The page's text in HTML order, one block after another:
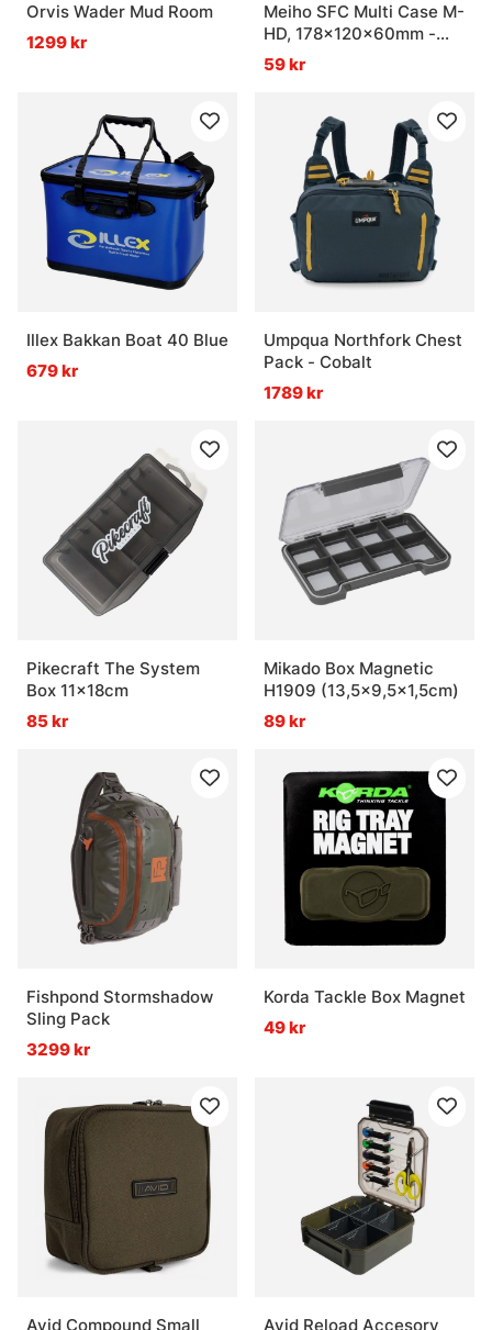
Orvis Wader Mud Room
1299 kr
Meiho SFC Multi Case M-
HD, 178x120x60mm -
Clear
59 kr
Illex Bakkan Boat 40 Blue
679 kr
Umpqua Northfork Chest
Pack - Cobalt
1789 kr
Pikecraft The System
Box 11x18cm
85 kr
Mikado Box Magnetic
H1909 (13,5x9,5x1,5cm)
89 kr
Fishpond Stormshadow
Sling Pack
3299 kr
Korda Tackle Box Magnet
49 kr
Avid Compound Small Avid Reload Accesory